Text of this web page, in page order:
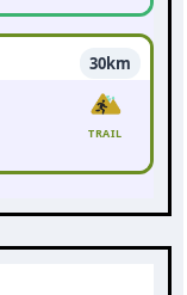
30km
TRAIL